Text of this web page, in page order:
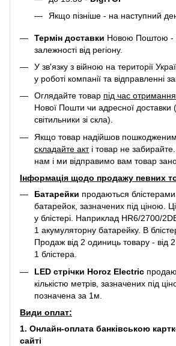
Якщо пізніше - на наступний
Термін доставки Новою Поштою -
залежності від регіону.
У зв'язку з війною на території
у роботі компанії та відправленні
Оглядайте товар під час отримання
Нової Пошти чи адресної
світильники зі скла).
Якщо товар надійшов
складайте акт і товар не
нам і ми відправимо вам товар
Інформація щодо продажу певних
Батарейки продаються блістерами
батарейок, зазначених під ціною.
у блістері. Наприклад HR6/2700/
1 акумуляторну батарейку. В
Продаж від 2 одиниць товару - від
1 блістера.
LED стрічки Horoz Electric
кількістю метрів, зазначених під
позначена за 1м.
Види оплат:
1. Онлайн-оплата банківською
сайті